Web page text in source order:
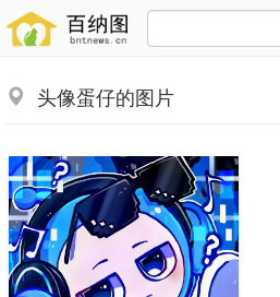
头像蛋仔的图片